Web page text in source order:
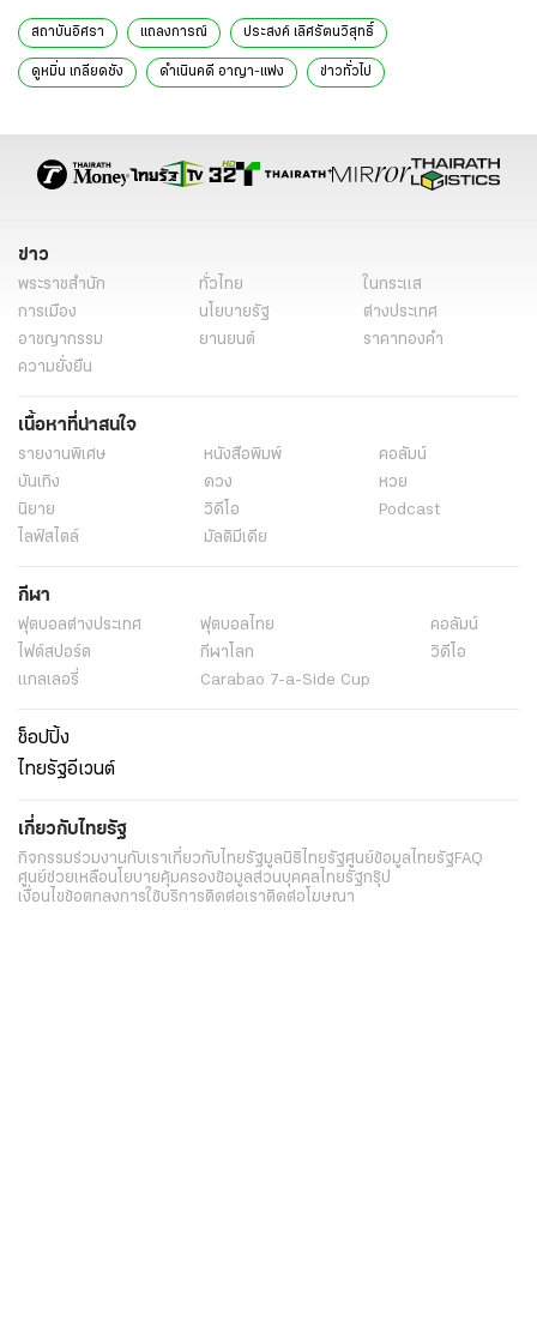
สถาบันอิศรา แถลงการณ์ ประสงค์ เลิศรัตนวิสุทธิ์
ดูหมิ่น เกลียดชัง ดำเนินคดี อาญา-แพ่ง ข่าวทั่วไป
ข่าว
พระราชสำนัก ทั่วไทย
ในกระแส
การเมือง
นโยบายรัฐ
ต่างประเทศ
อาชญากรรม
ยานยนต์
ราคาทองคำ
ความยั่งยืน
เนื้อหาที่น่าสนใจ
รายงานพิเศษ หนังสือพิมพ์
คอลัมน์
บันเทิง
ดวง
หวย
นิยาย
วิดีโอ
Podcast
ไลฟ์สไตล์
มัลติมีเดีย
กีฬา
ฟุตบอลต่่างประเทศ ฟุตบอลไทย
คอลัมน์
ไฟต์สปอร์ต
กีฬาโลก
วิดีโอ
แกลเลอรี่
Carabao 7-a-Side Cup
ช็อปปิ้ง
ไทยรัฐอีเวนต์
เกี่ยวกับไทยรัฐ
กิจกรรมร่วมงานกับเราเกี่ยวกับไทยรัฐมูลนิธิไทยรัฐศูนย์ข้อมูลไทยรัฐFAQ
ศูนย์ช่วยเหลือนโยบายคุ้มครองข้อมูลส่วนบุคคลไทยรัฐกรุ๊ป
เงื่อนไขข้อตกลงการใช้บริการติดต่อเราติดต่อโฆษณา